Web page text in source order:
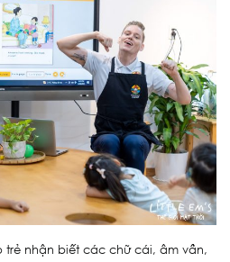
trẻ nhận biết các chữ cái, âm vần,